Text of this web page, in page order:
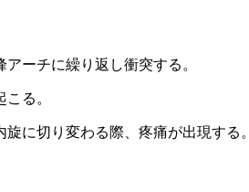
ーチに繰り返し衝突する。
る。
に切り変わる際、疼痛が出現する。